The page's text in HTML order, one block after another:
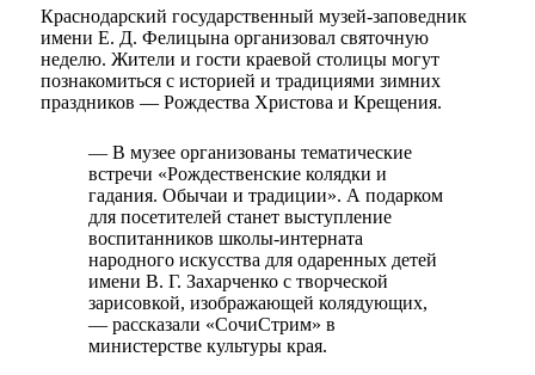
Краснодарский государственный музей-заповедник
имени Е. Д. Фелицына организовал святочную
неделю. Жители и гости краевой столицы могут
познакомиться с историей и традициями зимних
праздников — Рождества Христова и Крещения.
— В музее организованы тематические
встречи «Рождественские колядки и
гадания. Обычаи и традиции». А подарком
для посетителей станет выступление
воспитанников школы-интерната
народного искусства для одаренных детей
имени В. Г. Захарченко с творческой
зарисовкой, изображающей колядующих,
— рассказали «СочиСтрим» в
министерстве культуры края.